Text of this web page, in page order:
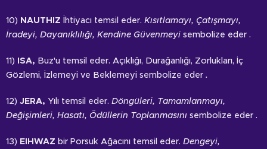
10) NAUTHIZ İhtiyacı temsil eder. Kısıtlamayı, Çatışmayı,
İradeyi, Dayanıklılığı, Kendine Güvenmeyi sembolize eder .
11) ISA, Buz'u temsil eder. Açıklığı, Durağanlığı, Zorlukları, İç
Gözlemi, İzlemeyi ve Beklemeyi sembolize eder .
12) JERA, Yılı temsil eder. Döngüleri, Tamamlanmayı,
Değişimleri, Hasatı, Ödüllerin Toplanmasını sembolize eder .
13) EIHWAZ bir Porsuk Ağacını temsil eder. Dengeyi,